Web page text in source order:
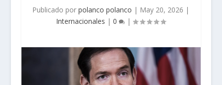
Publicado porpolanco polanco | May 20, 2026 |
Internacionales |0 |